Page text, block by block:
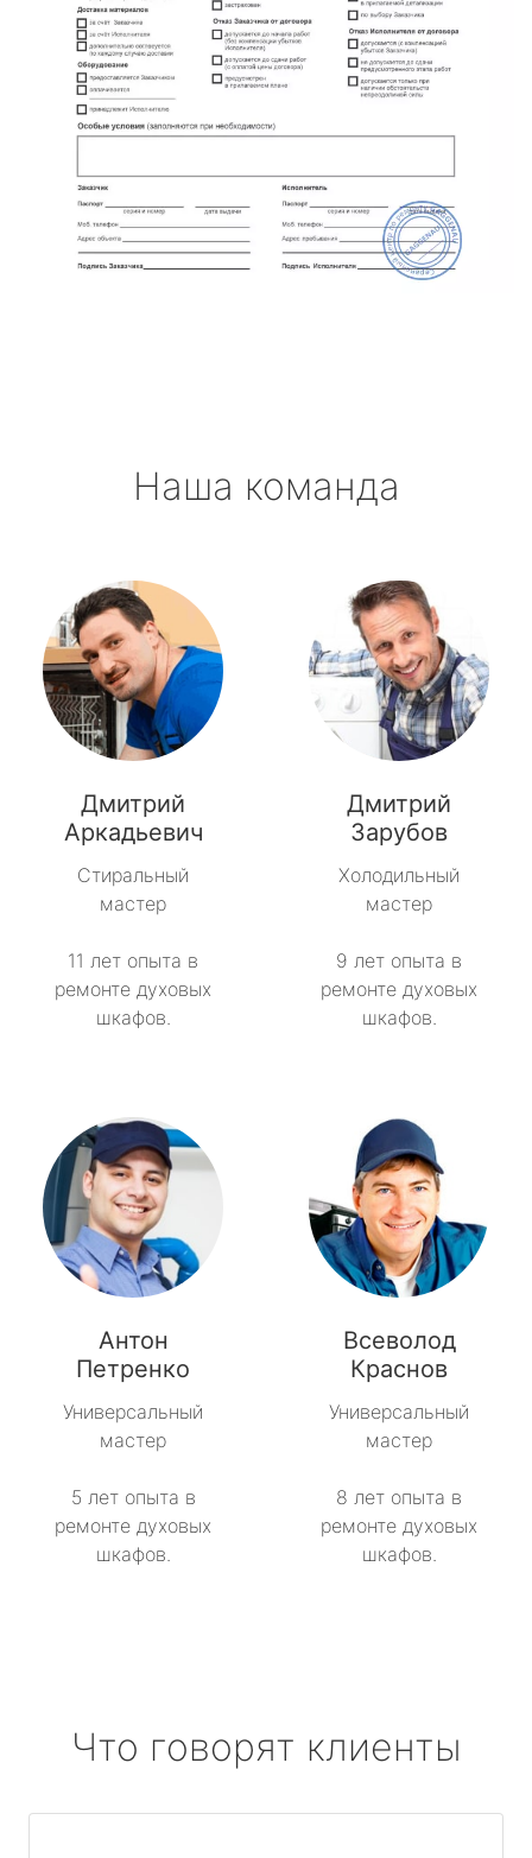
Наша команда
Дмитрий
Аркадьевич
Стиральный
мастер
11 лет опыта в
ремонте духовых
шкафов.
Дмитрий
Зарубов
Холодильный
мастер
9 лет опыта в
ремонте духовых
шкафов.
Антон
Петренко
Универсальный
мастер
5 лет опыта в
ремонте духовых
шкафов.
Всеволод
Краснов
Универсальный
мастер
8 лет опыта в
ремонте духовых
шкафов.
Что говорят клиенты